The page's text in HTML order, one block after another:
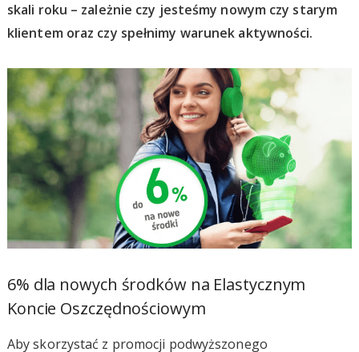
skali roku – zależnie czy jesteśmy nowym czy starym
klientem oraz czy spełnimy warunek aktywności.
6% dla nowych środków na Elastycznym
Koncie Oszczędnościowym
Aby skorzystać z promocji podwyższonego